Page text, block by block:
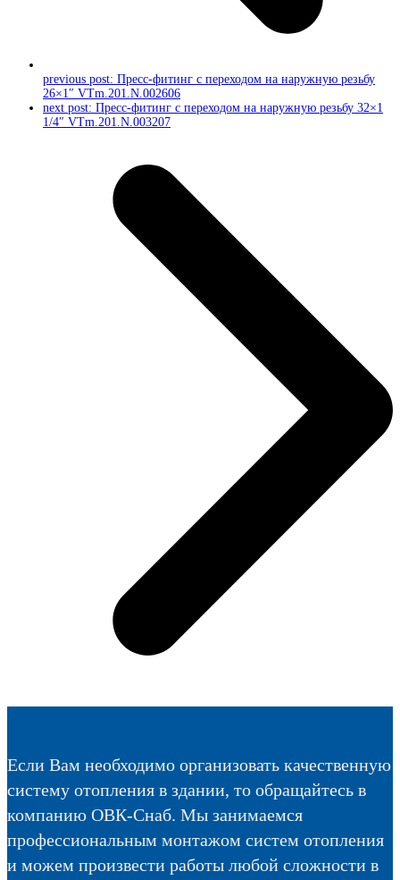
previous post: Пресс-фитинг с переходом на наружную резьбу
26×1″ VTm.201.N.002606
next post: Пресс-фитинг с переходом на наружную резьбу 32×1
1/4″ VTm.201.N.003207
Если Вам необходимо организовать качественную
систему отопления в здании, то обращайтесь в
компанию ОВК-Снаб. Мы занимаемся
профессиональным монтажом систем отопления
и можем произвести работы любой сложности в